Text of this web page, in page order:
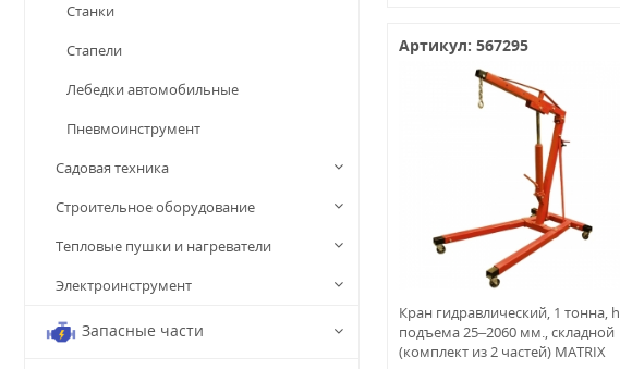
Артикул: 567295
Кран гидравлический, 1 тонна, h
подъема 25–2060 мм., складной
(комплект из 2 частей) MATRIX
Станки
Стапели
Лебедки автомобильные
Пневмоинструмент
Садовая техника
Строительное оборудование
Тепловые пушки и нагреватели
Электроинструмент
Запасные части